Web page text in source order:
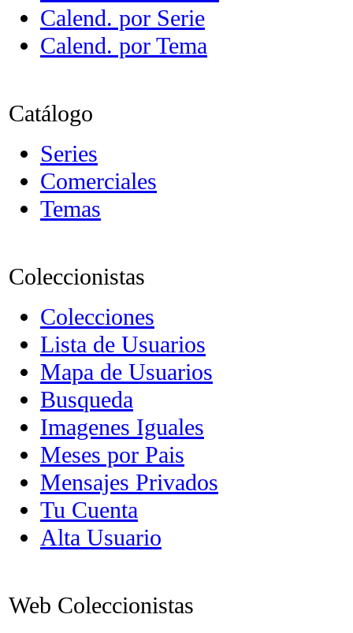
Calend. por Serie
Calend. por Tema
Catálogo
Series
Comerciales
Temas
Coleccionistas
Colecciones
Lista de Usuarios
Mapa de Usuarios
Busqueda
Imagenes Iguales
Meses por Pais
Mensajes Privados
Tu Cuenta
Alta Usuario
Web Coleccionistas